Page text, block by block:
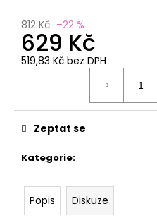
812 Kč –22 %
629 Kč
519,83 Kč bez DPH
Kategorie:
Zeptat se
Popis Diskuze
m
e
FUNKČNÍ
9000
199
Původně:
225